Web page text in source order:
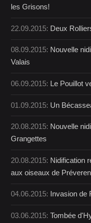
les Grisons!
22.09.2015: Deux
08.09.2015: Nouvelle
Valais
06.09.2015: Le Pouillot
01.09.2015: Un
20.08.2015: Nouvelle
Grangettes
20.08.2015: Nidification
aux oiseaux de
04.06.2015: Invasion de
03.06.2015:Tombée